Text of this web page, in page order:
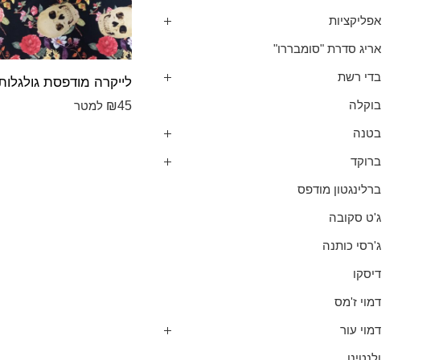
₪45 למטר
אפליקציות
אריג סדרת "סומבררו"
בדי רשת
בוקלה
בטנה
ברוקד
ברלינגטון מודפס
ג'ט סקובה
ג'רסי כותנה
דיסקו
דמוי ז'מס
דמוי עור